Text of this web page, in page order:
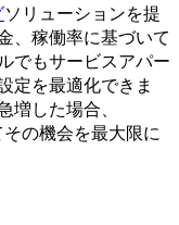
ソリューションを提
、稼働率に基づいて
でもサービスアパー
定を最適化できま
増した場合、
の機会を最大限に